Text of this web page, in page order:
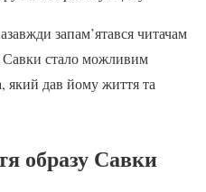
запам’ятався читачам
стало можливим
який дав йому життя та
образу Савки